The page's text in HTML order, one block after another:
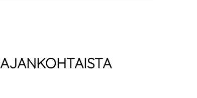
AJANKOHTAISTA